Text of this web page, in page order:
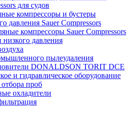
для судов
компрессоры и бустеры
давления Sauer Compressors
компрессоры Sauer Compressors
давления
пылеудаления
DONALDSON TORIT DCE
и гидравлическое оборудование
проб
охладители